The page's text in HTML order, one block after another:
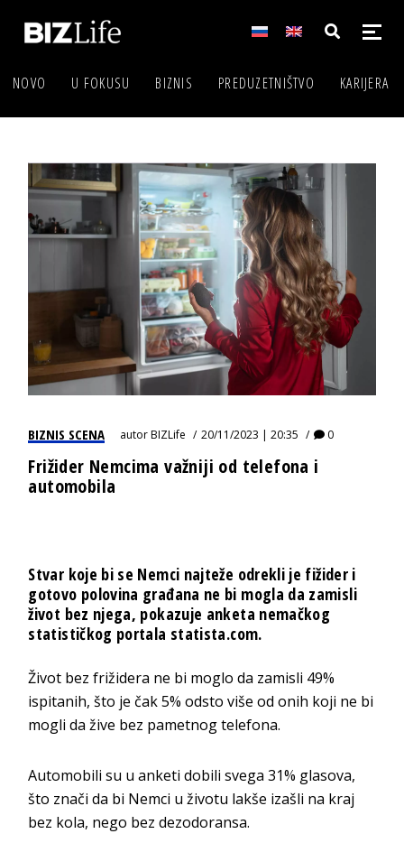
NOVO U FOKUSU BIZNIS PREDUZETNIŠTVO KARIJERA
BIZNIS SCENA autorBIZLife 20/11/2023 | 20:35 0
Frižider Nemcima važniji od telefona i
automobila
Stvar koje bi se Nemci najteže odrekli je fižider i
gotovo polovina građana ne bi mogla da zamisli
život bez njega, pokazuje anketa nemačkog
statističkog portala statista.com.
Život bez frižidera ne bi moglo da zamisli 49%
ispitanih, što je čak 5% odsto više od onih koji ne bi
mogli da žive bez pametnog telefona.
Automobili su u anketi dobili svega 31% glasova,
što znači da bi Nemci u životu lakše izašli na kraj
bez kola, nego bez dezodoransa.